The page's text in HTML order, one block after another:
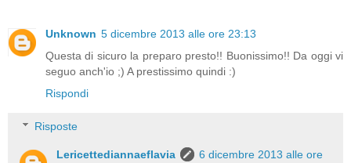
Unknown 5 dicembre 2013 alle ore 23:13
Questa di sicuro la preparo presto!! Buonissimo!! Da oggi vi
seguo anch'io ;) A prestissimo quindi :)
Rispondi
Risposte
Lericettediannaeflavia
6 dicembre 2013 alle ore